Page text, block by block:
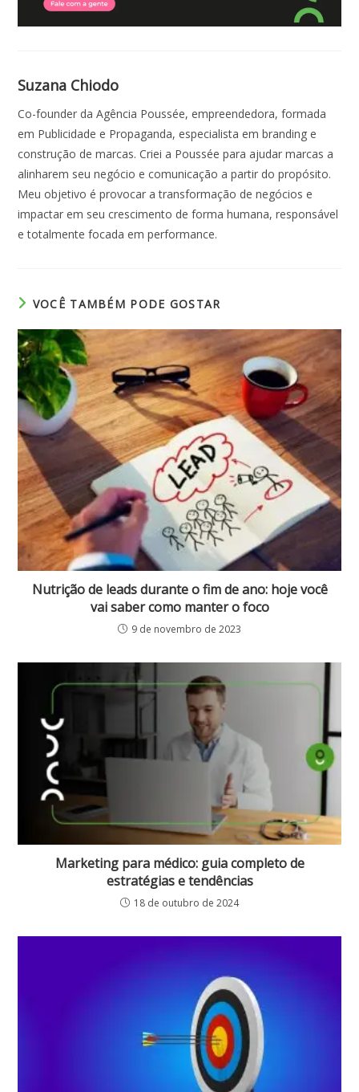
Suzana Chiodo
Co-founder da Agência Poussée, empreendedora, formada
em Publicidade e Propaganda, especialista em branding e
construção de marcas. Criei a Poussée para ajudar marcas a
alinharem seu negócio e comunicação a partir do propósito.
Meu objetivo é provocar a transformação de negócios e
impactar em seu crescimento de forma humana, responsável
e totalmente focada em performance.
VOCÊ TAMBÉM PODE GOSTAR
Nutrição de leads durante o fim de ano: hoje você
vai saber como manter o foco
9 de novembro de 2023
Marketing para médico: guia completo de
estratégias e tendências
18 de outubro de 2024